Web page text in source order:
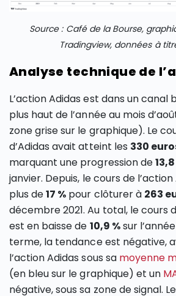
Source : Café de la Bourse,
Tradingview, données à
Analyse technique de
L’action Adidas est dans un canal
plus haut de l’année au mois
zone grise sur le graphique). Le
d’Adidas avait atteint les 330
marquant une progression de
janvier. Depuis, le cours de
plus de17 % pour clôturer à 263
décembre 2021. Au total, le cours
est en baisse de 10,9 %sur
terme, la tendance est négative,
l’action Adidas sous sa moyenne
(en bleu sur le graphique) et un
négative, sous sa zone de signal. Le